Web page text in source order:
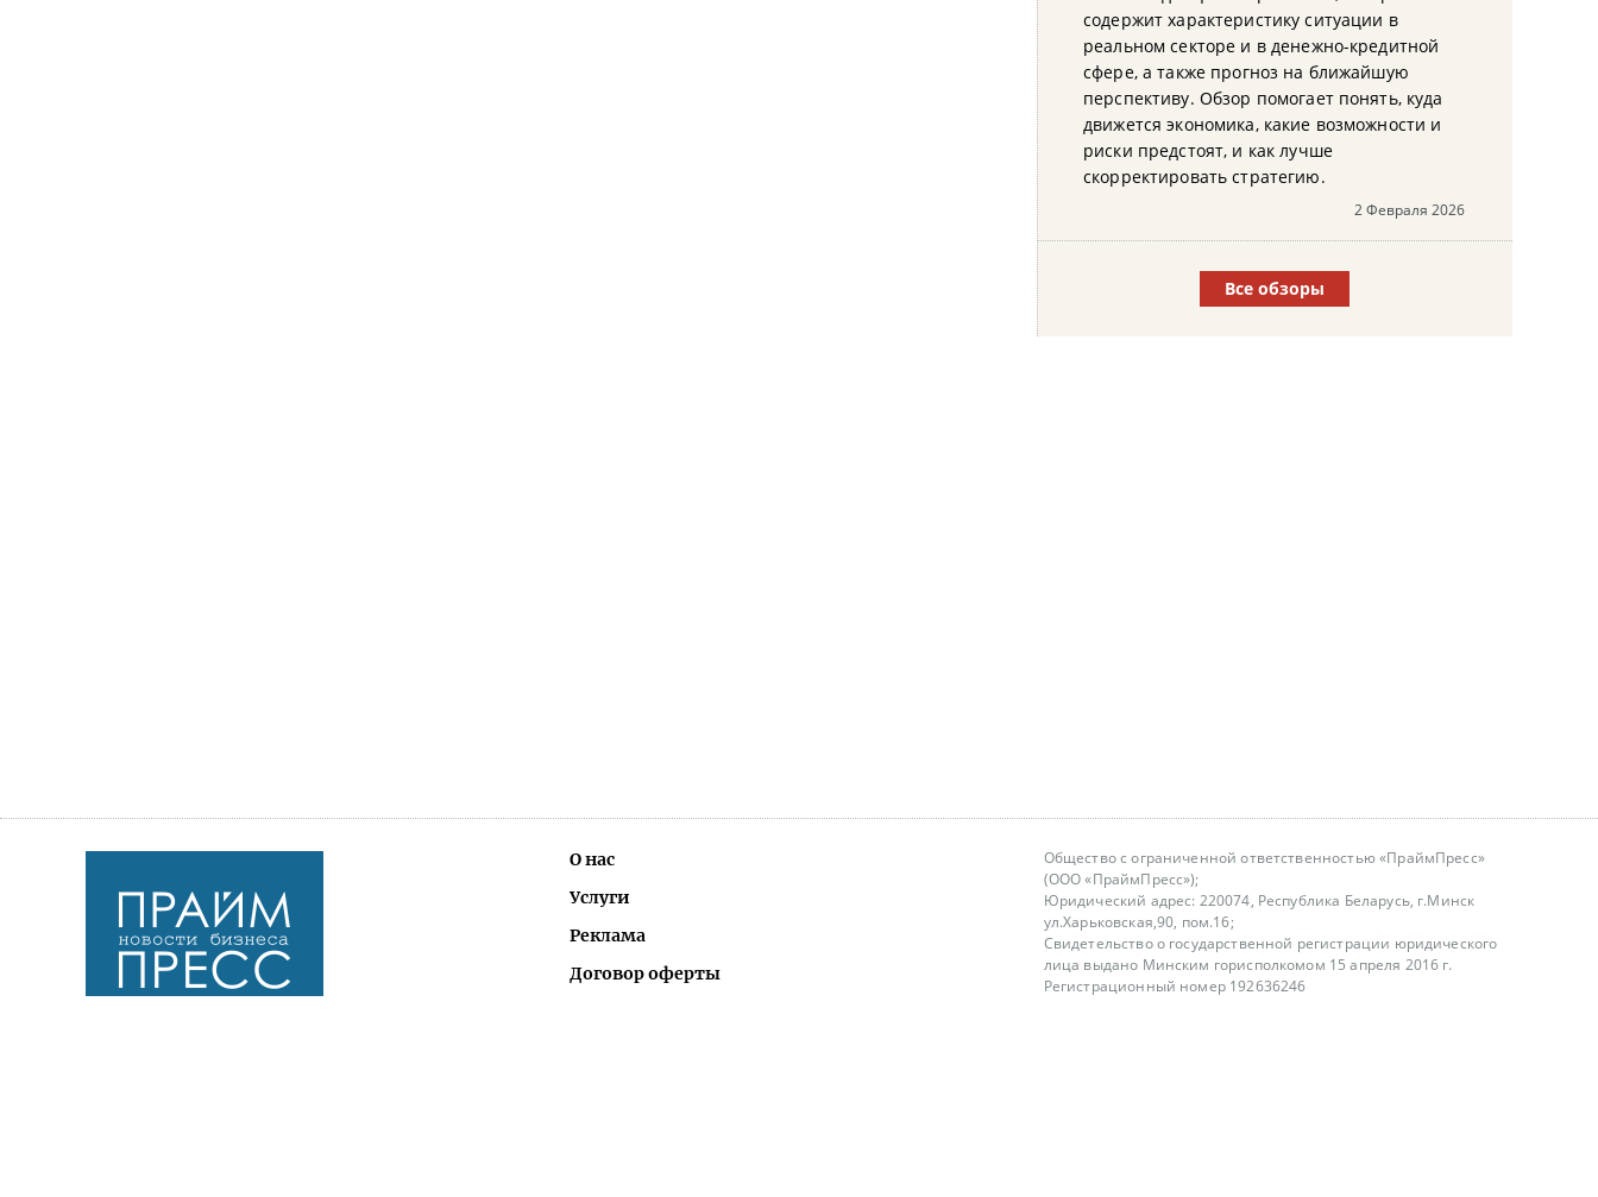
содержит характеристику ситуации в
реальном секторе и в денежно-кредитной
сфере, а также прогноз на ближайшую
перспективу. Обзор помогает понять, куда
движется экономика, какие возможности и
риски предстоят, и как лучше
скорректировать стратегию.
2 Февраля 2026
Все обзоры
О нас
Услуги
Реклама
Договор оферты
Общество с ограниченной ответственностью «ПраймПресс»
(ООО «ПраймПресс»);
Юридический адрес: 220074, Республика Беларусь, г.Минск
ул.Харьковская,90, пом.16;
Свидетельство о государственной регистрации юридического
лица выдано Минским горисполкомом 15 апреля 2016 г.
Регистрационный номер 192636246